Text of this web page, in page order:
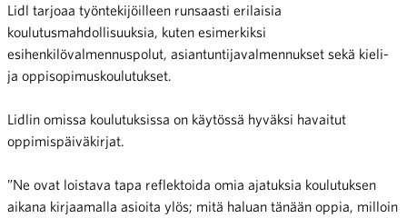
Lidl tarjoaa työntekijöilleen runsaasti erilaisia
koulutusmahdollisuuksia, kuten esimerkiksi
esihenkilövalmennuspolut, asiantuntijavalmennukset sekä kieli-
ja oppisopimuskoulutukset.
Lidlin omissa koulutuksissa on käytössä hyväksi havaitut
oppimispäiväkirjat.
”Ne ovat loistava tapa reflektoida omia ajatuksia koulutuksen
aikana kirjaamalla asioita ylös; mitä haluan tänään oppia, milloin